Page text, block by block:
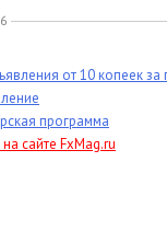
от 10 копеек за
программа
сайте FxMag.ru